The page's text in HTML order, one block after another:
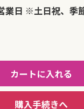
業日 ※土日祝、季
カートに入れる
購入手続きへ